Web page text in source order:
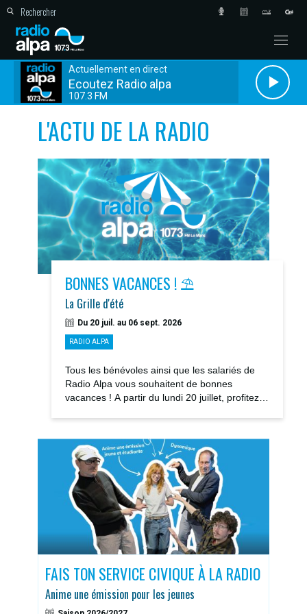
Actuellement en direct
Ecoutez Radio alpa
107.3 FM
L'ACTU DE LA RADIO
BONNES VACANCES ! ⛱️
La Grille d'été
Du 20 juil. au 06 sept. 2026
RADIO ALPA
Tous les bénévoles ainsi que les salariés de
Radio Alpa vous souhaitent de bonnes
vacances ! A partir du lundi 20 juillet, profitez
FAIS TON SERVICE CIVIQUE À LA RADIO
Anime une émission pour les jeunes